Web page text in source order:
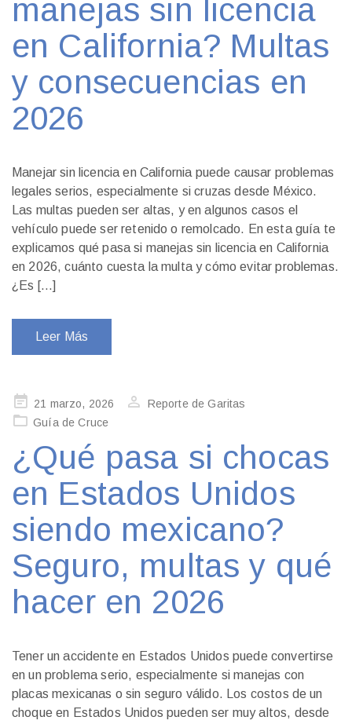
manejas sin licencia
en California? Multas
y consecuencias en
2026
Manejar sin licencia en California puede causar problemas
legales serios, especialmente si cruzas desde México.
Las multas pueden ser altas, y en algunos casos el
vehículo puede ser retenido o remolcado. En esta guía te
explicamos qué pasa si manejas sin licencia en California
en 2026, cuánto cuesta la multa y cómo evitar problemas.
¿Es […]
Leer Más
Publicado
en
21 marzo, 2026
Reporte de Garitas
Guía de Cruce
¿Qué pasa si chocas
en Estados Unidos
siendo mexicano?
Seguro, multas y qué
hacer en 2026
Tener un accidente en Estados Unidos puede convertirse
en un problema serio, especialmente si manejas con
placas mexicanas o sin seguro válido. Los costos de un
choque en Estados Unidos pueden ser muy altos, desde